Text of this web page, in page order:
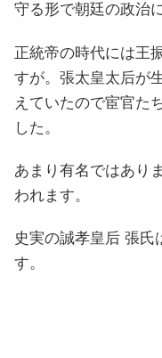
守る形で朝廷の政治
正統帝の時代には王
すが。張太皇太后が
えていたので宦官た
した。
あまり有名ではあり
われます。
史実の誠孝皇后 張氏
す。